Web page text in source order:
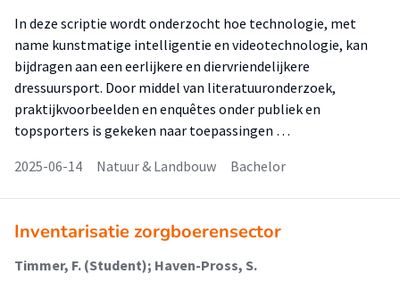
In deze scriptie wordt onderzocht hoe technologie, met
name kunstmatige intelligentie en videotechnologie, kan
bijdragen aan een eerlijkere en diervriendelijkere
dressuursport. Door middel van literatuuronderzoek,
praktijkvoorbeelden en enquêtes onder publiek en
topsporters is gekeken naar toepassingen …
2025-06-14
Natuur & Landbouw Bachelor
Inventarisatie zorgboerensector
Timmer, F. (Student); Haven-Pross, S.